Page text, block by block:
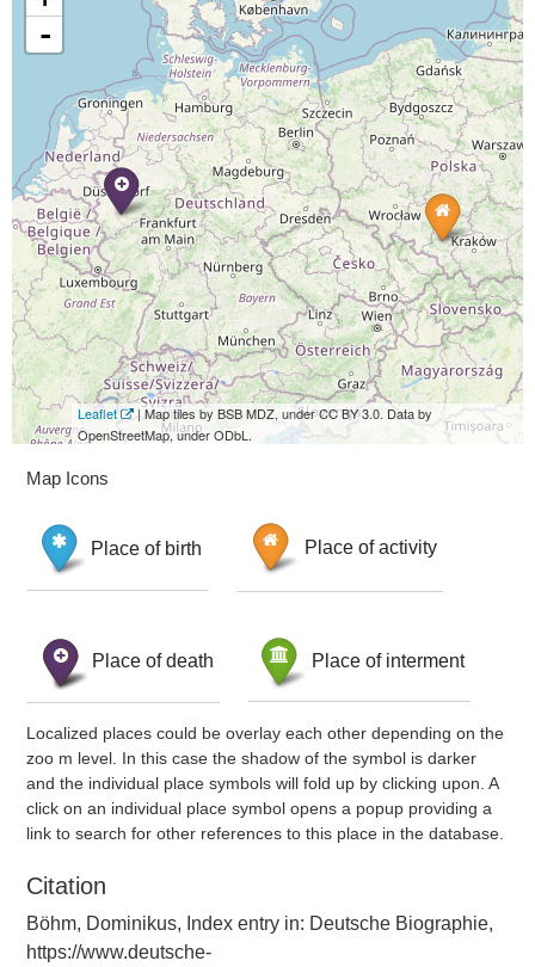
-
Leaflet
| Map tiles by BSB MDZ, under CC BY 3.0. Data by
OpenStreetMap, under ODbL.
Map Icons
Place of birth Place of activity
Place of death Place of interment
Localized places could be overlay each other depending on the
zoo m level. In this case the shadow of the symbol is darker
and the individual place symbols will fold up by clicking upon. A
click on an individual place symbol opens a popup providing a
link to search for other references to this place in the database.
Citation
Böhm, Dominikus, Index entry in: Deutsche Biographie,
https://www.deutsche-